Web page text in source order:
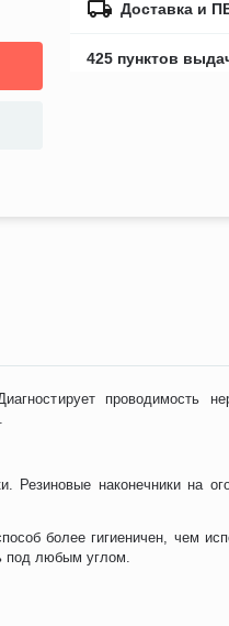
Доставка и
425 пунктов
проводимость
наконечники на
более гигиеничен, чем
под любым углом.